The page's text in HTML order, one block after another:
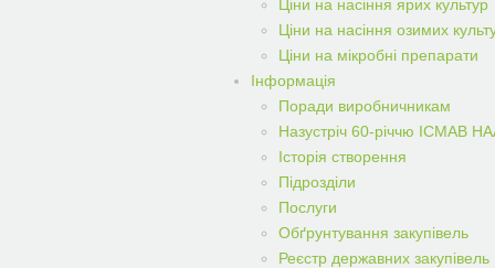
Ціни на насіння ярих культур
Ціни на насіння озимих
Ціни на мікробні препарати
Iнформацiя
Поради виробничникам
Назустріч 60-річчю ІСМАВ
Історія створення
Підрозділи
Послуги
Обґрунтування закупівель
Реєстр державних закупівель